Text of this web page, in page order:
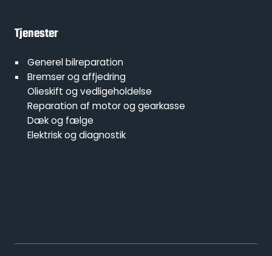
Tjenester
Generel bilreparation
Bremser og affjedring
Olieskift og vedligeholdelse
Reparation af motor og gearkasse
Dæk og fælge
Elektrisk og diagnostik